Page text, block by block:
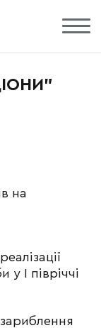
на
І півріччі